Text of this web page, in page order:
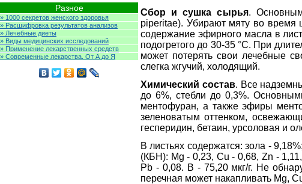
Сбор и сушка сырья.
piperitae). Убирают мяту во время
содержание эфирного масла в
подогретого до 30-35 °С. При
может потерять свои лечебные
слегка жгучий, холодящий.
Химический состав. Все
до 6%, стебли до 0,3%.
ментофуран, а также эфиры
зеленоватым оттенком,
гесперидин, бетаин, урсоловая и
В листьях содержатся: зола -
(КБН): Мg - 0,23, Cu - 0,68, Zn -
Pb - 0,08. В - 75,20 мкг/г. Не
перечная может накапливать Мg,
Разное
» 1000 секретов женского здоровья
» Расшифровка результатов анализов
» Лечебные диеты
» Виды медицинских исследований
» Применение лекарственных средств
» Современные лекарства. От А до Я